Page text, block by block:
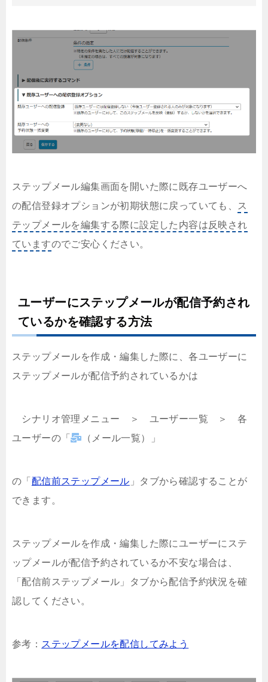
ステップメール編集画面を開いた際に既存ユーザーへ
の配信登録オプションが初期状態に戻っていても、
ス
テップメールを編集する際に設定した内容は反映され
ていますのでご安心ください。
ユーザーにステップメールが配信予約され
ているかを確認する方法
ステップメールを作成・編集した際に、各ユーザーに
ステップメールが配信予約されているかは
シナリオ管理メニュー ＞ ユーザー一覧 ＞ 各
ユーザーの「
（メール一覧）」
の「 配信前ステップメール 」タブから確認することが
できます。
ステップメールを作成・編集した際にユーザーにステ
ップメールが配信予約されているか不安な場合は、
「配信前ステップメール」タブから配信予約状況を確
認してください。
参考： ステップメールを配信してみよう